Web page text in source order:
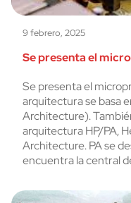
9 febrero, 2025
Se presenta el
Se presenta el
arquitectura se basa
Architecture).
arquitectura HP/PA,
Architecture. PA se
encuentra la central